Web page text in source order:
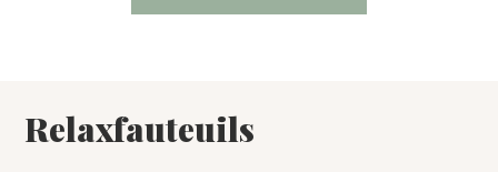
Relaxfauteuils